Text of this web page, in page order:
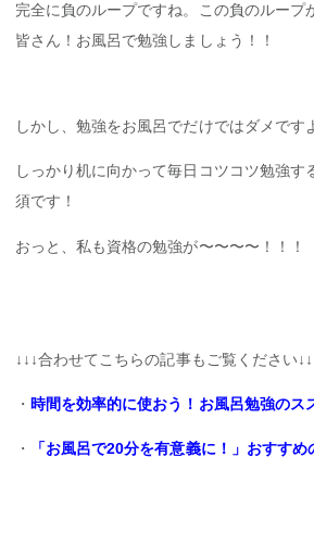
完全に負のループですね。この負のループ
皆さん！お風呂で勉強しましょう！！
しかし、勉強をお風呂でだけではダメです
しっかり机に向かって毎日コツコツ勉強す
須です！
おっと、私も資格の勉強が〜〜〜〜！！！
↓↓↓合わせてこちらの記事もご覧ください
・ 時間を効率的に使おう！お風呂勉強のス
・ 「お風呂で20分を有意義に！」おすす